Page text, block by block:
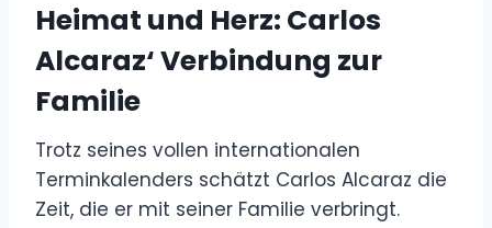
Heimat und Herz: Carlos
Alcaraz‘ Verbindung zur
Familie
Trotz seines vollen internationalen
Terminkalenders schätzt Carlos Alcaraz die
Zeit, die er mit seiner Familie verbringt.